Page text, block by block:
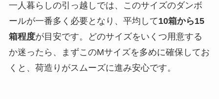
一人暮らしの引っ越しでは、このサイズのダンボ
ールが一番多く必要となり、平均して10箱から15
箱程度が目安です。
どのサイズをいくつ用意する
か迷ったら、まずこのMサイズを多めに確保してお
く と、荷造りがスムーズに進み安心です。